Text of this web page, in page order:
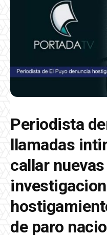
Periodista
llamadas
callar nuevas
de paro